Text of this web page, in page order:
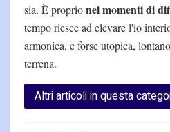
sia. È proprionei momenti di
tempo riesce ad elevare l'io
armonica, e forse utopica,
terrena.
Altri articoli in questa